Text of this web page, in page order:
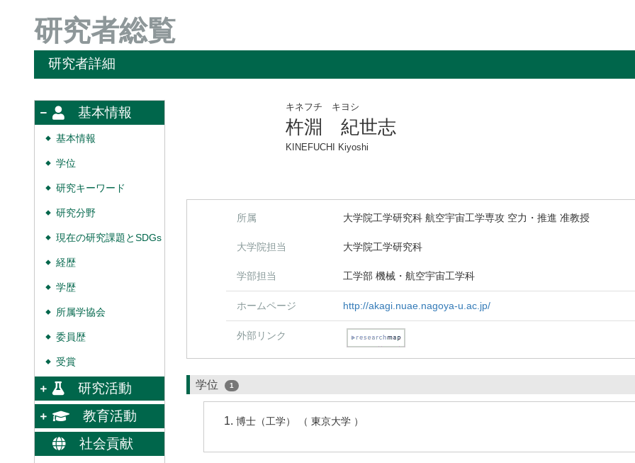
研究者総覧
研究者詳細
基本情報
◆ 基本情報
◆ 学位
◆ 研究キーワード
◆ 研究分野
◆ 現在の研究課題とSDGs
◆ 経歴
◆ 学歴
◆ 所属学協会
◆ 委員歴
◆ 受賞
研究活動
教育活動
社会貢献
キネフチ キヨシ
杵淵 紀世志
KINEFUCHI Kiyoshi
所属 大学院工学研究科 航空宇宙工学専攻 空力・推進 准教授
大学院担当 大学院工学研究科
学部担当 工学部 機械・航空宇宙工学科
ホームページ http://akagi.nuae.nagoya-u.ac.jp/
外部リンク
学位 1
博士（工学） （ 東京大学 ）